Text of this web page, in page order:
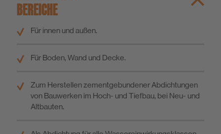
BEREICHE
Für innen und außen.
Für Boden, Wand und Decke.
Zum Herstellen zementgebundener Abdichtungen
von Bauwerken im Hoch- und Tiefbau, bei Neu- und
Altbauten.